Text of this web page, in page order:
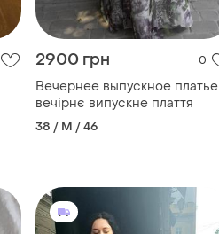
2900 грн 0
Вечернее выпускное платье
вечірнє випускне плаття
38 / M / 46